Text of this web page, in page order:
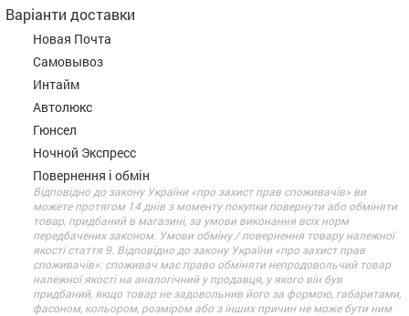
Варіанти доставки
Новая Почта
Самовывоз
Интайм
Автолюкс
Гюнсел
Ночной Экспресс
Повернення і обмін
Відповідно до закону України «про захист прав споживачів» ви
можете протягом 14 днів з моменту покупки повернути або обміняти
товар, придбаний в магазині, за умови виконання всіх норм
передбачених законом. Умови обміну / повернення товару належної
якості стаття 9. Відповідно до закону України «про захист прав
споживачів»: споживач має право обміняти непродовольчий товар
належної якості на аналогічний у продавця, у якого він був
придбаний, якщо товар не задовольнив його за формою, габаритами,
фасоном, кольором, розміром або з інших причин не може бути ним